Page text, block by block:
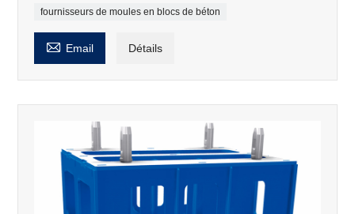
fournisseurs de moules en blocs de béton
 Email Détails